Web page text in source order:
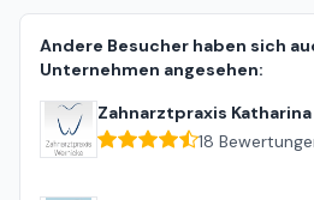
Andere Besucher haben sich
Unternehmen angesehen:
Zahnarztpraxis
18